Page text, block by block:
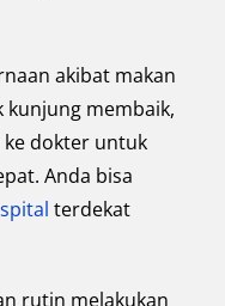
akibat makan
kunjung membaik,
ke dokter untuk
Anda bisa
terdekat
rutin melakukan